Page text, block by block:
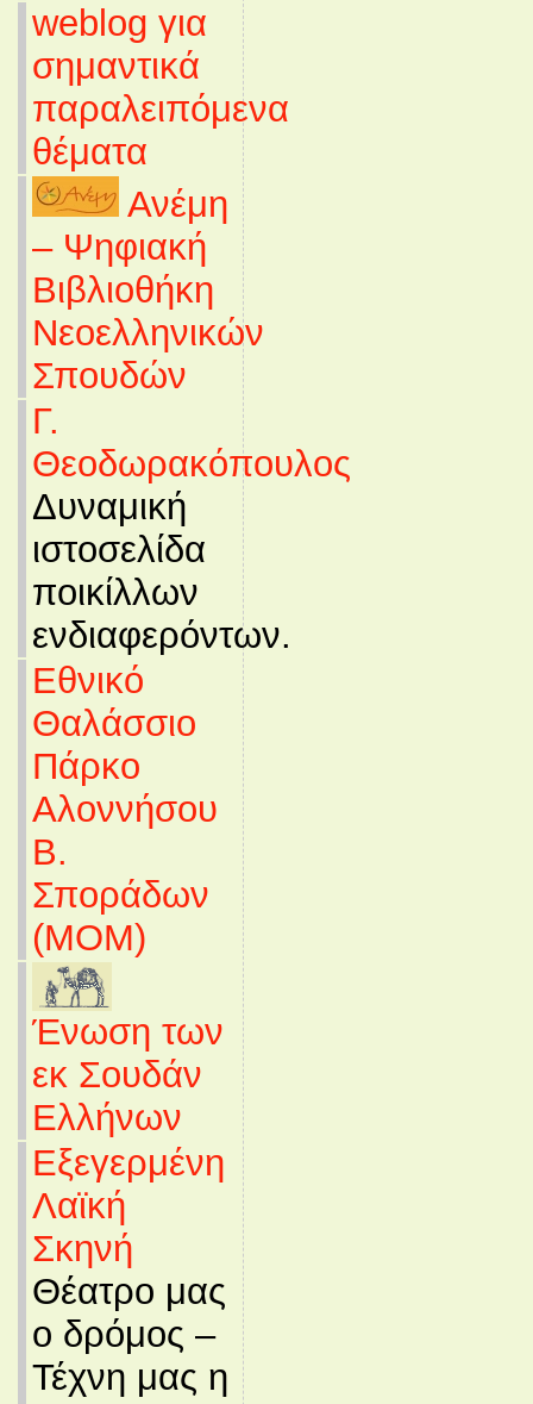
weblog για
σημαντικά
παραλειπόμενα
θέματα
Ανέμη
– Ψηφιακή
Βιβλιοθήκη
Νεοελληνικών
Σπουδών
Γ.
Θεοδωρακόπουλος
Δυναμική
ιστοσελίδα
ποικίλλων
ενδιαφερόντων.
Εθνικό
Θαλάσσιο
Πάρκο
Αλοννήσου
Β.
Σποράδων
(MOM)
Ένωση των
εκ Σουδάν
Ελλήνων
Εξεγερμένη
Λαϊκή
Σκηνή
Θέατρο μας
ο δρόμος –
Τέχνη μας η